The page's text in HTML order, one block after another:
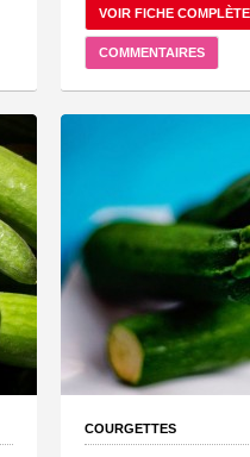
VOIR FICHE COMPLÈTE
COMMENTAIRES
COURGETTES